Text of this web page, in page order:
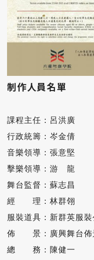
制作人員名單
課程主任：呂洪廣
行政統籌：岑金倩
音樂領導：張意堅
擊樂領導：游　龍
舞台監督：蘇志昌
經​　　理：林群翎
服裝道具：新群英服裝
佈　　​景：廣興舞台佈
總​　　​務：陳健一